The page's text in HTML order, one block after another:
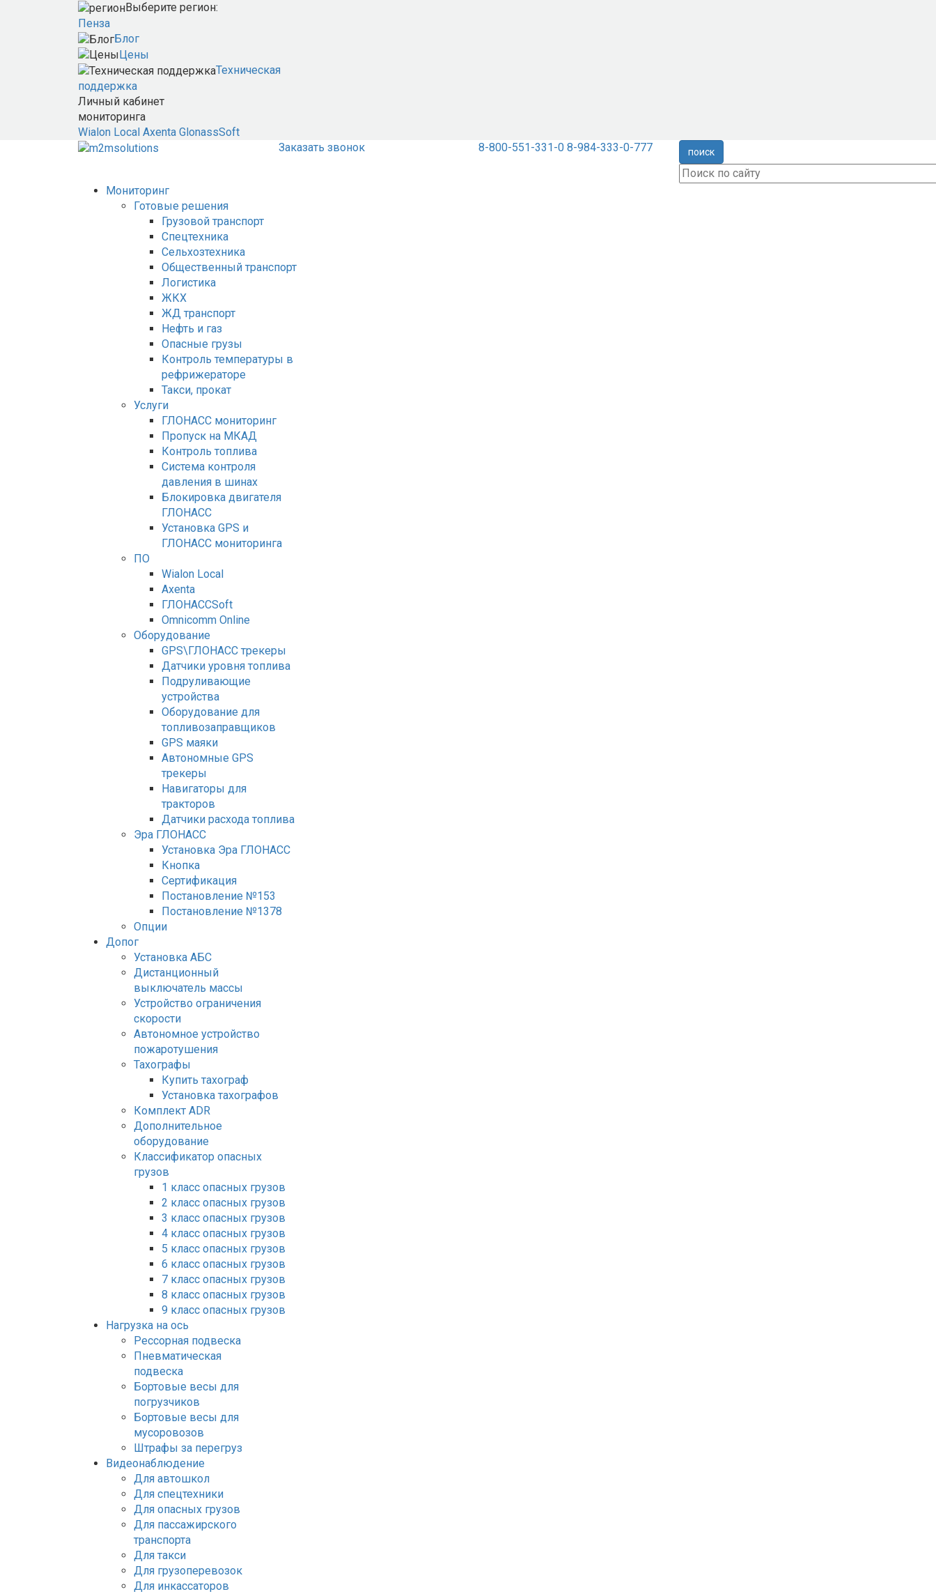
Выберите регион:
Пенза
Блог
Цены
Техническая
поддержка
Личный кабинет
мониторинга
Wialon Local Axenta GlonassSoft
Заказать звонок
8-800-551-331-0 8-984-333-0-777 поиск
Мониторинг
Готовые решения
Грузовой транспорт
Спецтехника
Сельхозтехника
Общественный транспорт
Логистика
ЖКХ
ЖД транспорт
Нефть и газ
Опасные грузы
Контроль температуры в
рефрижераторе
Такси, прокат
Услуги
ГЛОНАСС мониторинг
Пропуск на МКАД
Контроль топлива
Система контроля
давления в шинах
Блокировка двигателя
ГЛОНАСС
Установка GPS и
ГЛОНАСС мониторинга
ПО
Wialon Local
Axenta
ГЛОНАССSoft
Оmnicomm Оnline
Оборудование
GPS\ГЛОНАСС трекеры
Датчики уровня топлива
Подруливающие
устройства
Оборудование для
топливозаправщиков
GPS маяки
Автономные GPS
трекеры
Навигаторы для
тракторов
Датчики расхода топлива
Эра ГЛОНАСС
Установка Эра ГЛОНАСС
Кнопка
Сертификация
Постановление №153
Постановление №1378
Опции
Допог
Установка АБС
Дистанционный
выключатель массы
Устройство ограничения
скорости
Автономное устройство
пожаротушения
Тахографы
Купить тахограф
Установка тахографов
Комплект ADR
Дополнительное
оборудование
Классификатор опасных
грузов
1 класс опасных грузов
2 класс опасных грузов
3 класс опасных грузов
4 класс опасных грузов
5 класс опасных грузов
6 класс опасных грузов
7 класс опасных грузов
8 класс опасных грузов
9 класс опасных грузов
Нагрузка на ось
Рессорная подвеска
Пневматическая
подвеска
Бортовые весы для
погрузчиков
Бортовые весы для
мусоровозов
Штрафы за перегруз
Видеонаблюдение
Для автошкол
Для спецтехники
Для опасных грузов
Для пассажирского
транспорта
Для такси
Для грузоперевозок
Для инкассаторов